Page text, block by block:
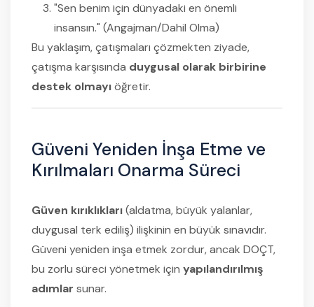
"Sen benim için dünyadaki en önemli
insansın." (Angajman/Dahil Olma)
Bu yaklaşım, çatışmaları çözmekten ziyade,
çatışma karşısında duygusal olarak birbirine
destek olmayıöğretir.
Güveni Yeniden İnşa Etme ve
Kırılmaları Onarma Süreci
Güven kırıklıkları(aldatma, büyük yalanlar,
duygusal terk ediliş) ilişkinin en büyük sınavıdır.
Güveni yeniden inşa etmek zordur, ancak DOÇT,
bu zorlu süreci yönetmek için yapılandırılmış
adımlar sunar.